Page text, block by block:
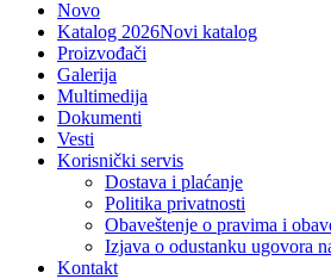
Novo
Katalog 2026Novi katalog
Proizvođači
Galerija
Multimedija
Dokumenti
Vesti
Korisnički servis
Dostava i plaćanje
Politika privatnosti
Obaveštenje o pravima i
Izjava o odustanku ugovora
Kontakt